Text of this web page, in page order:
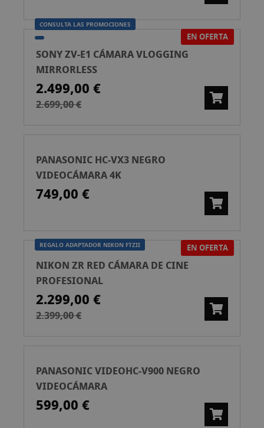
CONSULTA LAS PROMOCIONES
EN OFERTA
SONY ZV-E1 CÁMARA VLOGGING
MIRRORLESS
2.499,00 €
2.699,00 €
PANASONIC HC-VX3 NEGRO
VIDEOCÁMARA 4K
749,00 €
REGALO ADAPTADOR NIKON FTZII EN OFERTA
NIKON ZR RED CÁMARA DE CINE
PROFESIONAL
2.299,00 €
2.399,00 €
PANASONIC VIDEOHC-V900 NEGRO
VIDEOCÁMARA
599,00 €